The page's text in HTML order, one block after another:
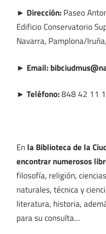
► Dirección:Paseo
Edificio Conservatorio
Navarra, Pamplona/
► Email:
► Teléfono:848 42 11
En la Biblioteca de la
encontrar numerosos
filosofía, religión,
naturales, técnica y
literatura, historia,
para su consulta…